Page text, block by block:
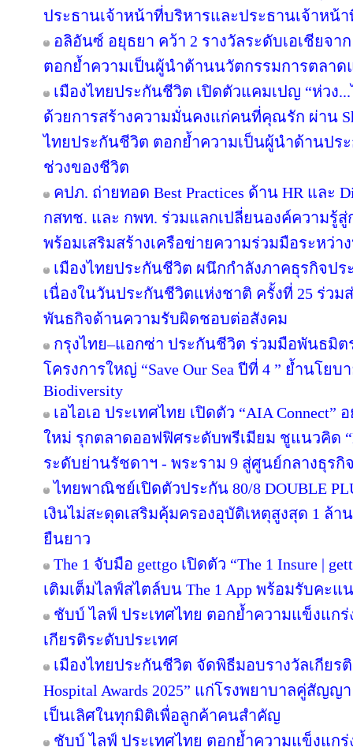
ประธานเจ้าหน้าที่บริหารและประธานเจ้าหน้
อลิอันซ์ อยุธยา คว้า 2 รางวัลระดับเอเชียจาก
ตอกย้ำความเป็นผู้นำด้านนวัตกรรมการตลา
เมืองไทยประกันชีวิต เปิดตัวแคมเปญ “ห่วง
ด้วยการสร้างความมั่นคงแก่คนที่คุณรัก ผ่าน
ไทยประกันชีวิต ตอกย้ำความเป็นผู้นำด้านปร
ช่วงของชีวิต
คปภ. ถ่ายทอด Best Practices ด้าน HR และ
กสทช. และ กพท. ร่วมแลกเปลี่ยนองค์ความรู้
พร้อมเสริมสร้างเครือข่ายความร่วมมือระหว่า
เมืองไทยประกันชีวิต ผนึกกำลังภาคธุรกิจป
เนื่องในวันประกันชีวิตแห่งชาติ ครั้งที่ 25 ร่ว
พันธกิจด้านความรับผิดชอบต่อสังคม
กรุงไทย–แอกซ่า ประกันชีวิต ร่วมมือพันธมิ
โครงการใหญ่ “Save Our Sea ปีที่ 4 ” ย้ำนโยบ
Biodiversity
เอไอเอ ประเทศไทย เปิดตัว “AIA
ใหม่ รุกตลาดออฟฟิศระดับพรีเมียม ชูแนวคิด
ระดับย่านรัชดาฯ - พระราม 9 สู่ศูนย์กลางธุร
ไทยพาณิชย์เปิดตัวประกัน 80/8 DOUBLE
เงินไม่สะดุดเสริมคุ้มครองอุบัติเหตุสูงสุด 1 ล้
ยืนยาว
The 1 จับมือ gettgo เปิดตัว “The 1 Insure |
เติมเต็มไลฟ์สไตล์บน The 1 App พร้อมรับคะแ
ชับบ์ ไลฟ์ ประเทศไทย ตอกย้ำความแข็งแก
เกียรติระดับประเทศ
เมืองไทยประกันชีวิต จัดพิธีมอบรางวัลเกียรติ
Hospital Awards 2025” แก่โรงพยาบาลคู่สัญ
เป็นเลิศในทุกมิติเพื่อลูกค้าคนสำคัญ
ชับบ์ ไลฟ์ ประเทศไทย ตอกย้ำความแข็งแก